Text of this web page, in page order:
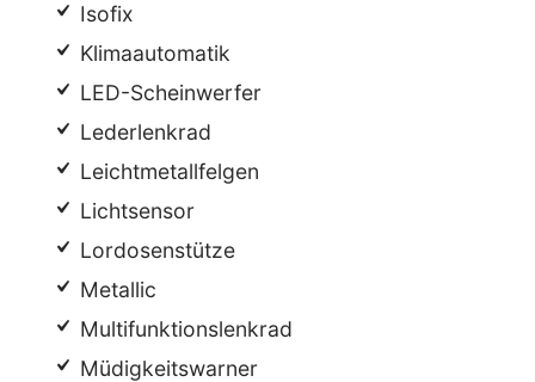
Isofix
Klimaautomatik
LED-Scheinwerfer
Lederlenkrad
Leichtmetallfelgen
Lichtsensor
Lordosenstütze
Metallic
Multifunktionslenkrad
Müdigkeitswarner